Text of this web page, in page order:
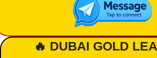
🔥 DUBAI GOLD